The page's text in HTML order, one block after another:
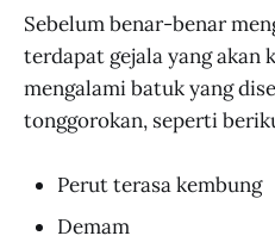
Sebelum benar-benar
terdapat gejala yang akan
mengalami batuk yang
tonggorokan, seperti
Perut terasa kembung
Demam